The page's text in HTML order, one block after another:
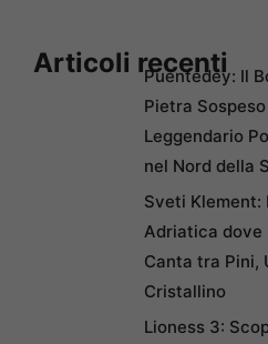
Articoli recenti
Puentedey: Il
Pietra
Leggendario
nel Nord della
Sveti Klement:
Adriatica dove
Canta tra Pini,
Cristallino
Lioness 3: